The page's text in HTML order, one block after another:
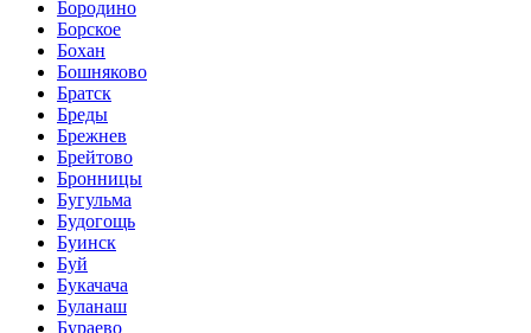
Бородино
Борское
Бохан
Бошняково
Братск
Бреды
Брежнев
Брейтово
Бронницы
Бугульма
Будогощь
Буинск
Буй
Букачача
Буланаш
Бураево